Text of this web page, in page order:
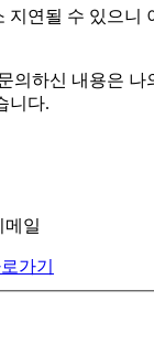
지연될 수 있으니
의하신 내용은 나
니다.
메일
가기